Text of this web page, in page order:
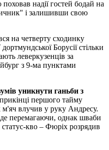
надії гостей бодай на
і залишивши свою
на четверту сходинку
Борусії стільки
леверкузенців за
з 9-ма пунктами
уникнути ганьби з
першого тайму
м'яч влучив у руку Андресу.
перемагаючи, однак шваби
кво – Фюріх розрядив